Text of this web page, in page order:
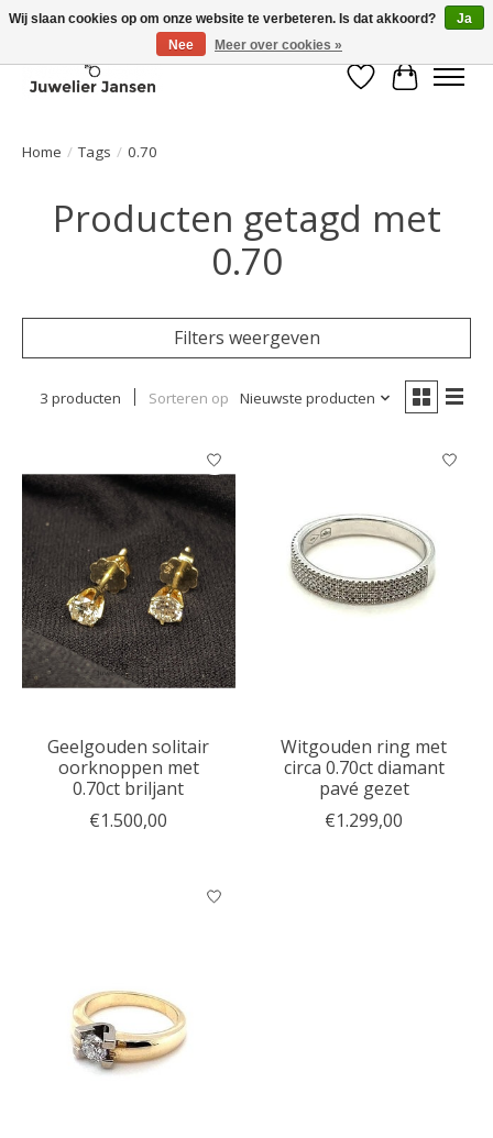
Verlanglijst
Home / Tags / 0.70
Producten getagd met
0.70
Filters weergeven
3 producten Sorteren op Nieuwste producten
Geelgouden solitair
oorknoppen met
0.70ct briljant
€1.500,00
Witgouden ring met
circa 0.70ct diamant
pavé gezet
€1.299,00
Wij slaan cookies op om onze website te verbeteren. Is dat akkoord?
Ja
Nee
Meer over cookies »